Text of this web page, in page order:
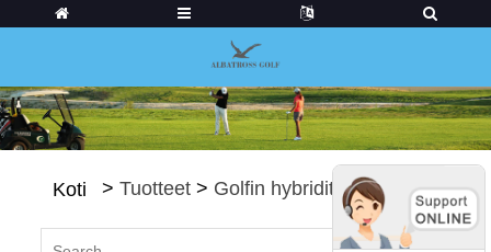
Koti > Tuotteet > Golfin hybridit